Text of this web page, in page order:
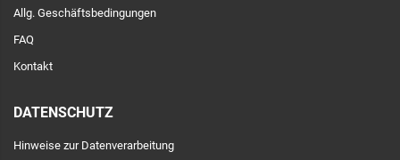
Allg. Geschäftsbedingungen
FAQ
Kontakt
DATENSCHUTZ
Hinweise zur Datenverarbeitung